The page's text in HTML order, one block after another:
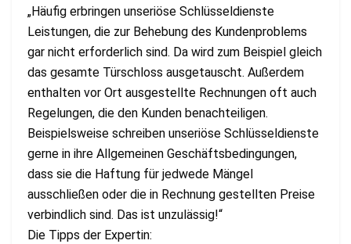
„Häufig erbringen unseriöse Schlüsseldienste
Leistungen, die zur Behebung des Kundenproblems
gar nicht erforderlich sind. Da wird zum Beispiel gleich
das gesamte Türschloss ausgetauscht. Außerdem
enthalten vor Ort ausgestellte Rechnungen oft auch
Regelungen, die den Kunden benachteiligen.
Beispielsweise schreiben unseriöse Schlüsseldienste
gerne in ihre Allgemeinen Geschäftsbedingungen,
dass sie die Haftung für jedwede Mängel
ausschließen oder die in Rechnung gestellten Preise
verbindlich sind. Das ist unzulässig!“
Die Tipps der Expertin: